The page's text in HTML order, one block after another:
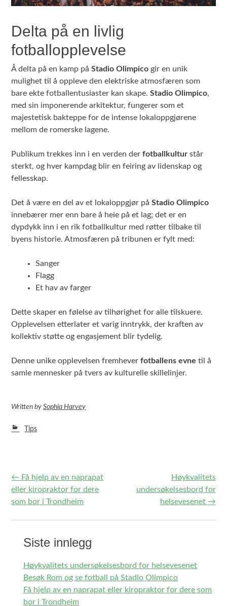
Delta på en livlig
fotballopplevelse
Å delta på en kamp påStadio Olimpico gir en unik
mulighet til å oppleve den elektriske atmosfæren som
bare ekte fotballentusiaster kan skape.Stadio Olimpico,
med sin imponerende arkitektur, fungerer som et
majestetisk bakteppe for de intense lokaloppgjørene
mellom de romerske lagene.
Publikum trekkes inn i en verden derfotballkultur står
sterkt, og hver kampdag blir en feiring av lidenskap og
fellesskap.
Det å være en del av et lokaloppgjør påStadio Olimpico
innebærer mer enn bare å heie på et lag; det er en
dypdykk inn i en rik fotballkultur med røtter tilbake til
byens historie. Atmosfæren på tribunen er fylt med:
Sanger
Flagg
Et hav av farger
Dette skaper en følelse av tilhørighet for alle tilskuere.
Opplevelsen etterlater et varig inntrykk, der kraften av
kollektiv støtte og engasjement blir tydelig.
Denne unike opplevelsen fremheverfotballens evne til å
samle mennesker på tvers av kulturelle skillelinjer.
WrittenbySophia Harvey
Tips
Post navigation
← Få hjelp av en naprapat
eller kiropraktor for dere
som bor i Trondheim
Høykvalitets
undersøkelsesbord for
helsevesenet →
Siste innlegg
Høykvalitets undersøkelsesbord for helsevesenet
Besøk Rom og se fotball på Stadio Olimpico
Få hjelp av en naprapat eller kiropraktor for dere som
bor i Trondheim